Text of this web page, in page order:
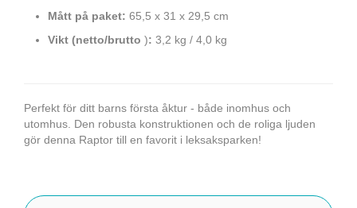
Mått på paket: 65,5 x 31 x 29,5 cm
Vikt (netto/brutto ): 3,2 kg / 4,0 kg
Perfekt för ditt barns första åktur - både inomhus och
utomhus. Den robusta konstruktionen och de roliga ljuden
gör denna Raptor till en favorit i leksaksparken!